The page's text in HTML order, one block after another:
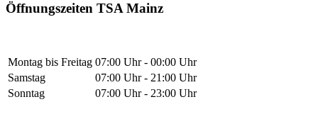
Öffnungszeiten TSA Mainz
Montag bis Freitag 07:00 Uhr - 00:00 Uhr
Samstag
07:00 Uhr - 21:00 Uhr
Sonntag
07:00 Uhr - 23:00 Uhr